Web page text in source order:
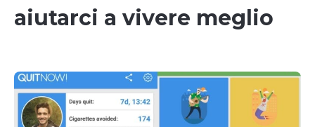
aiutarci a vivere meglio